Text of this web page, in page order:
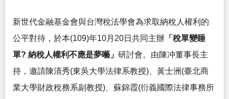
新世代金融基金會與台灣稅法學會為求取納稅人權利的
公平對待，於本(109)年10月20日共同主辦 「稅單變睡
單? 納稅人權利不應是夢囈」 研討會。由陳冲董事長主
持，邀請陳清秀(東吳大學法律系教授)、黃士洲(臺北商
業大學財政稅務系副教授)、蘇錦霞(衍義國際法律事務所